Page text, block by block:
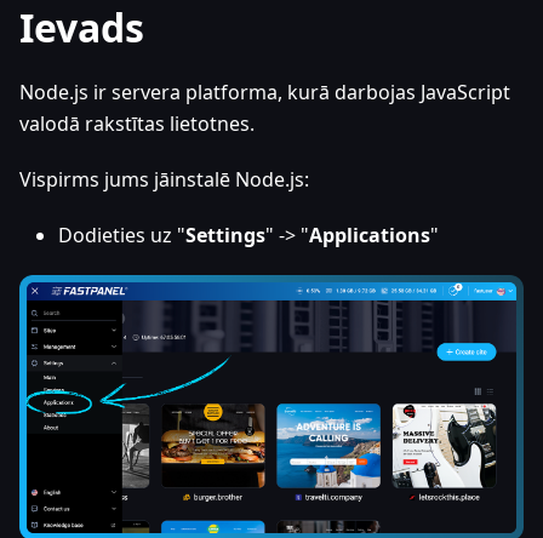
Ievads
Node.js ir servera platforma, kurā darbojas JavaScript
valodā rakstītas lietotnes.
Vispirms jums jāinstalē Node.js:
Dodieties uz "Settings" -> "Applications"